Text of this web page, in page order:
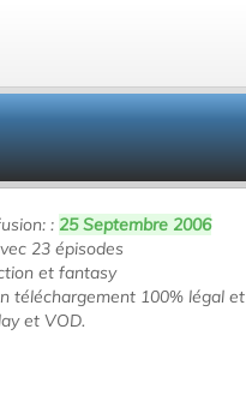
: 25 Septembre 2006
23 épisodes
et fantasy
téléchargement 100% légal et
et VOD.